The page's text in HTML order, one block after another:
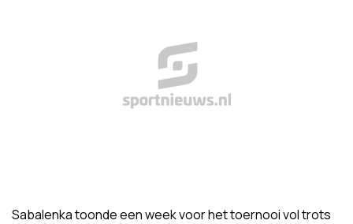
Sabalenka toonde een week voor het toernooi vol trots